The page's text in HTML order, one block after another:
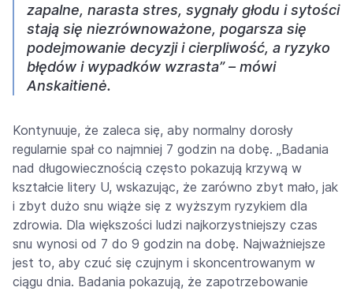
zapalne, narasta stres, sygnały głodu i sytości
stają się niezrównoważone, pogarsza się
podejmowanie decyzji i cierpliwość, a ryzyko
błędów i wypadków wzrasta” – mówi
Anskaitienė.
Kontynuuje, że zaleca się, aby normalny dorosły
regularnie spał co najmniej 7 godzin na dobę. „Badania
nad długowiecznością często pokazują krzywą w
kształcie litery U, wskazując, że zarówno zbyt mało, jak
i zbyt dużo snu wiąże się z wyższym ryzykiem dla
zdrowia. Dla większości ludzi najkorzystniejszy czas
snu wynosi od 7 do 9 godzin na dobę. Najważniejsze
jest to, aby czuć się czujnym i skoncentrowanym w
ciągu dnia. Badania pokazują, że zapotrzebowanie